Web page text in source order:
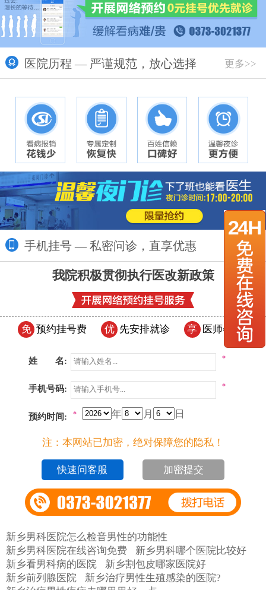
医院历程 — 严谨规范，放心选择 更多>>
手机挂号 — 私密问诊，直享优惠 更多>>
我院积极贯彻执行医改新政策
免 预约挂号费 优 先安排就诊 享 医师会诊
姓 名: *
手机号码: *
预约时间: 年 月 日
*
注：本网站已加密，绝对保障您的隐私！
加密提交
新乡男科医院怎么检音男性的功能性
新乡男科医院在线咨询免费
新乡男科哪个医院比较好
新乡看男科病的医院
新乡割包皮哪家医院好
新乡前列腺医院
新乡治疗男性生殖感染的医院?